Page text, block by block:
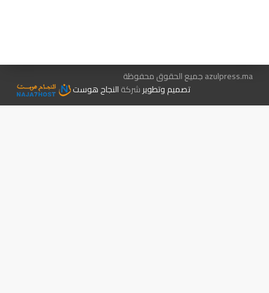
azulpress.ma جميع الحقوق محفوظة
تصميم وتطويرشركةالنجاح هوست